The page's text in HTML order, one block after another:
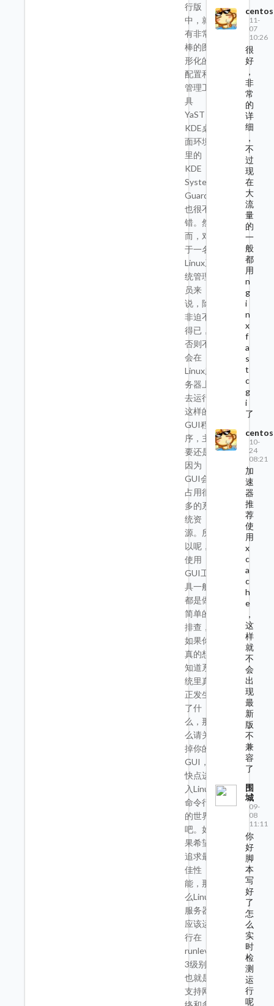
行版
中，就
有非常
棒的图
形化的
配置和
管理工
具
YaST，
KDE桌
面环境
里的
KDE
System
Guard
也很不
错。然
而，对
于一名
Linux系
统管理
员来
说，除
非迫不
得已，
否则不
会在
Linux服
务器上
去运行
这样的
GUI程
序，主
要还是
因为
GUI会
占用很
多的系
统资
源。所
以呢，
使用
GUI工
具一般
都是做
简单的
排查，
如果你
真的想
知道系
统里真
正发生
了什
么，那
么请关
掉你的
GUI，
快点进
入Linux
命令行
的世界
吧。如
果希望
追求最
佳性
能，那
么Linux
服务器
应该运
行在
runlevel
3级别，
也就是
支持网
centos
11-
07
10:26
很
好
，
非
常
的
详
细
，
不
过
现
在
大
流
量
的
一
般
都
用
n
g
i
n
x
f
a
s
t
c
g
i
了
centos
10-
24
08:21
加
速
器
推
荐
使
用
x
c
a
c
h
e
，
这
样
就
不
会
出
现
最
新
版
不
兼
容
了
围
城
09-
08
11:11
你
好
脚
本
写
好
了
怎
么
实
时
检
测
运
行
呢